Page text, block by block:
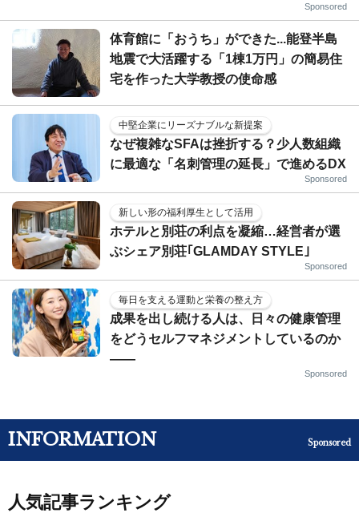
Sponsored
体育館に「おうち」ができた...能登半島
地震で大活躍する「1棟1万円」の簡易住
宅を作った大学教授の使命感
中堅企業にリーズナブルな新提案
なぜ複雑なSFAは挫折する？少人数組織
に最適な「名刺管理の延長」で進めるDX
Sponsored
新しい形の福利厚生として活用
ホテルと別荘の利点を凝縮…経営者が選
ぶシェア別荘｢GLAMDAY STYLE｣
Sponsored
毎日を支える運動と栄養の整え方
成果を出し続ける人は、日々の健康管理
をどうセルフマネジメントしているのか
——
Sponsored
INFORMATION Sponsored
人気記事ランキング